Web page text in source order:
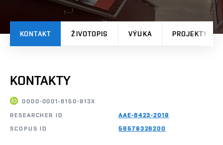
KONTAKT ŽIVOTOPIS VÝUKA PROJEKTY
KONTAKTY
0000-0001-8150-913X
RESEARCHER ID
AAE-8423-2019
SCOPUS ID
56579326200